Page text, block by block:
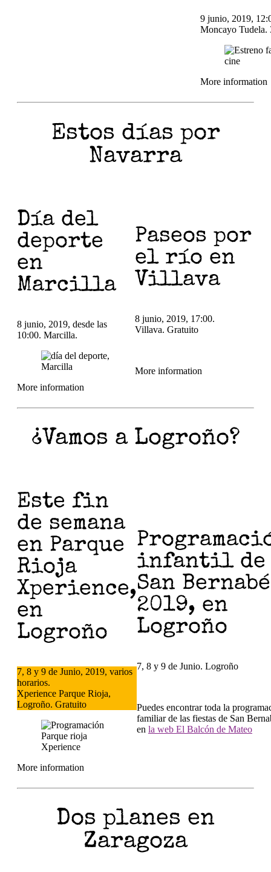
9 junio, 2019,
Moncayo Tudela.
More information
Estos días por
Navarra
Día del
deporte
en
Marcilla
8 junio, 2019, desde las
10:00. Marcilla.
More information
Paseos por
el río en
Villava
8 junio, 2019, 17:00.
Villava. Gratuito
More information
¿Vamos a Logroño?
Este fin
de semana
en Parque
Rioja
Xperience,
en
Logroño
7, 8 y 9 de Junio, 2019, varios
horarios.
Xperience Parque Rioja,
Logroño. Gratuito
More information
infantil de
San Bernabé
2019, en
Logroño
7, 8 y 9 de Junio. Logroño
Puedes encontrar toda la
familiar de las fiestas de San
en la web El Balcón de Mateo
Dos planes en
Zaragoza